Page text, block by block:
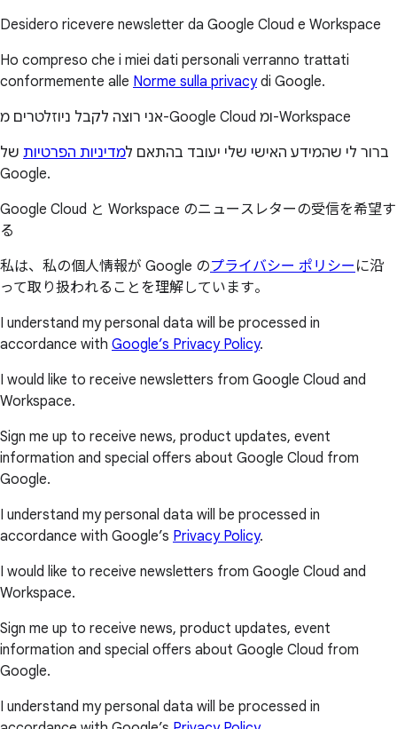
Desidero ricevere newsletter da Google Cloud e Workspace
Ho compreso che i miei dati personali verranno trattati
conformemente alle Norme sulla privacydi Google.
אני רוצה לקבל ניוזלטרים מ-Google Cloud ומ-Workspace
ברור לי שהמידע האישי שלי יעובד בהתאם למדיניות הפרטיות של
Google.
Google Cloud と Workspace のニュースレターの受信を希望す
る
私は、私の個人情報が Google のプライバシー ポリシー に沿
って取り扱われることを理解しています。
I understand my personal data will be processed in
accordance with Google’s Privacy Policy.
I would like to receive newsletters from Google Cloud and
Workspace.
Sign me up to receive news, product updates, event
information and special offers about Google Cloud from
Google.
I understand my personal data will be processed in
accordance with Google’s Privacy Policy.
I would like to receive newsletters from Google Cloud and
Workspace.
Sign me up to receive news, product updates, event
information and special offers about Google Cloud from
Google.
I understand my personal data will be processed in